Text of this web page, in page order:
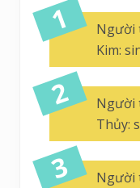
Người
Kim:
Người
Thủy:
Người